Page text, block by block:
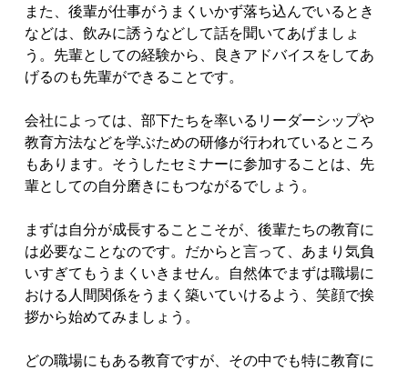
また、後輩が仕事がうまくいかず落ち込んでいるとき
などは、飲みに誘うなどして話を聞いてあげましょ
う。先輩としての経験から、良きアドバイスをしてあ
げるのも先輩ができることです。
会社によっては、部下たちを率いるリーダーシップや
教育方法などを学ぶための研修が行われているところ
もあります。そうしたセミナーに参加することは、先
輩としての自分磨きにもつながるでしょう。
まずは自分が成長することこそが、後輩たちの教育に
は必要なことなのです。だからと言って、あまり気負
いすぎてもうまくいきません。自然体でまずは職場に
おける人間関係をうまく築いていけるよう、笑顔で挨
拶から始めてみましょう。
どの職場にもある教育ですが、その中でも特に教育に